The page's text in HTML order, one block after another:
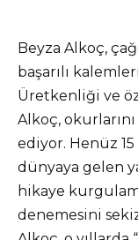
Beyza Alkoç,
başarılı
Üretkenliği ve
Alkoç,
ediyor. Henüz 15
dünyaya gelen
hikaye
denemesini